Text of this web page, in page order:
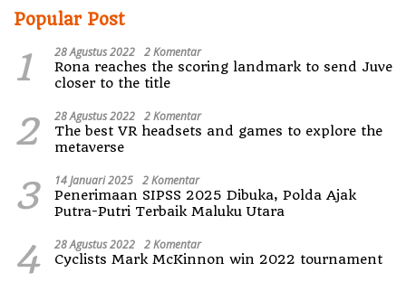
Popular Post
1 28 Agustus 2022 2 Komentar
Rona reaches the scoring landmark to send Juve
closer to the title
2 28 Agustus 2022 2 Komentar
The best VR headsets and games to explore the
metaverse
3 14 Januari 2025 2 Komentar
Penerimaan SIPSS 2025 Dibuka, Polda Ajak
Putra-Putri Terbaik Maluku Utara
4 28 Agustus 2022 2 Komentar
Cyclists Mark McKinnon win 2022 tournament